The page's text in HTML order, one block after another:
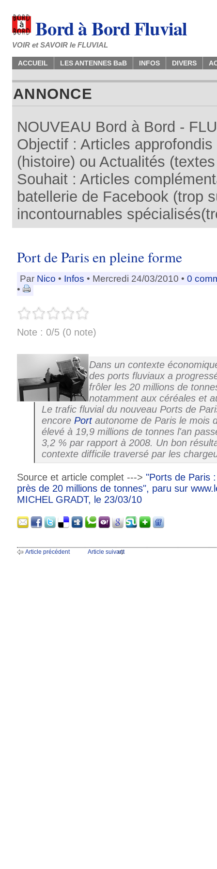
Bord à Bord Fluvial
VOIR et SAVOIR le FLUVIAL
ACCUEIL LES ANTENNES BaB INFOS DIVERS
ANNONCE
NOUVEAU Bord à Bord -
Objectif : Articles
(histoire) ou Actualités
Souhait : Articles
batellerie de Facebook (trop
incontournables
Port de Paris en pleine forme
Par Nico • Infos • Mercredi 24/03/2010 • 0
•
Note : 0/5 (0 note)
Dans un contexte
des ports fluviaux a
frôler les 20 millions de
notamment aux céréales et
Le trafic fluvial du nouveau Ports de
encore Portautonome de Paris le mois
élevé à 19,9 millions de tonnes l'an
3,2 % par rapport à 2008. Un bon
contexte difficile traversé par les
Source et article complet ---> "Ports de Paris
près de 20 millions de tonnes", paru sur
MICHEL GRADT, le 23/03/10
Article précédent Article suivant